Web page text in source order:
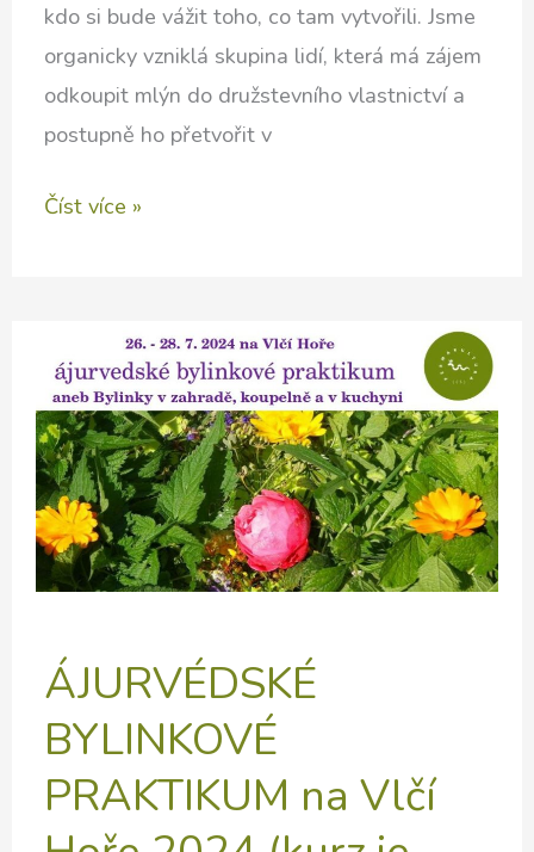
kdo si bude vážit toho, co tam vytvořili. Jsme
organicky vzniklá skupina lidí, která má zájem
odkoupit mlýn do družstevního vlastnictví a
postupně ho přetvořit v
Zachraňujeme
vytváříme
družstevní
cohousing
Číst více »
ÁJURVÉDSKÉ
BYLINKOVÉ
PRAKTIKUM na Vlčí